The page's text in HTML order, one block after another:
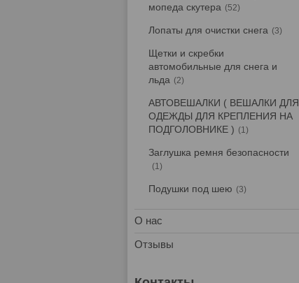
мопеда скутера
52
Лопаты для очистки снега 3
Щетки и скребки
автомобильные для снега и
льда
2
АВТОВЕШАЛКИ ( ВЕШАЛКИ ДЛЯ
ОДЕЖДЫ ДЛЯ КРЕПЛЕНИЯ НА
ПОДГОЛОВНИКЕ )
1
Заглушка ремня безопасности
1
Подушки под шею 3
О нас
Отзывы